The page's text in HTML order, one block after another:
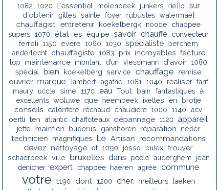
1082 1020 L'essentiel molenbeek junkers riello sur
d'obtenir gilles sainte foyer rubustes watermael
chauffagist entretenir koekelberg< noode
chappee
supers 1070 état es équipe savoir chauffe
convecteur
ferroli 1150 evere 1060 1030 spécialiste
berchem
anderlecht
chauffagiste 1083 prix incroyables facture
top maintenance montant d’un viessmann d'avoir 1080
spécial
bien koekelberg service chauffage remise
ouvrier marque lambert agathe 1081 1040 réaliser tarif
maury uccle sime 1170 eau Tout bain fantastiques à
excellents woluwe que heembeek ixelles en brotje
conseils calorifère réchaud chaudiere 1000 1140
acv
oertli ten atlantic chaffoteaux dépannage 1120 appareil
jette maintien buderus ganshoren réparation neder
technicien magnifiques Le Artisan recommandations
devez nettoyage et 1090 josse bulex trouver
schaerbeek ville bruxelles dans poêle auderghem
jean
dénicher expert chappée haeren agrée commune
votre 1190 dont 1200 cher. meilleurs
laeken